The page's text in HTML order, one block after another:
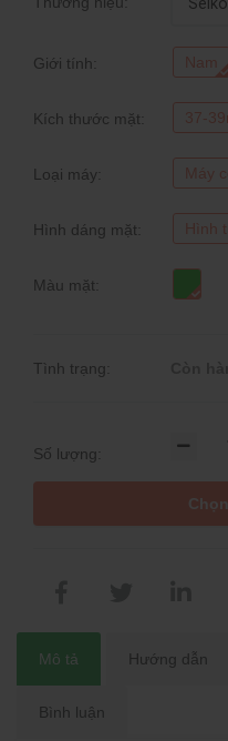
Giới tính: Nam
Kích thước mặt: 37-
Loại máy: Máy
Hình dáng mặt: Hình
Màu mặt:
Tình trạng:
Số lượng:
Mô tả Hướng dẫn
Bình luận